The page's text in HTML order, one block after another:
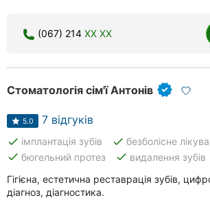
(067) 214 XX XX
Стоматологія сім'ї Антонів
5.0 7 відгуків
done імплантація зубів done безболісне
done бюгельний протез done видалення зубів
Гігієна, естетична реставрація зубів,
діагноз, діагностика.